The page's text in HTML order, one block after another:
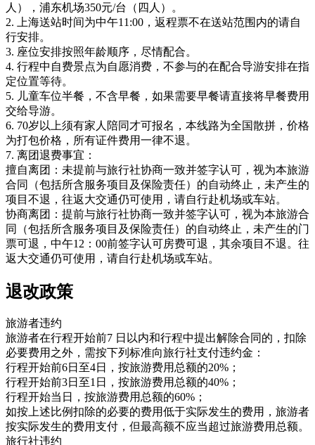
人），浦东机场350元/台（四人）。
2. 上海送站时间为中午11:00，返程票不在送站范围内的请自
行安排。
3. 座位安排按照年龄顺序，尽情配合。
4. 行程中自费景点为自愿消费，不参与的在配合导游安排在指
定位置等待。
5. 儿童车位半餐，不含早餐，如果需要早餐请直接将早餐费用
交给导游。
6. 70岁以上须有家人陪同才可报名，本线路为全国散拼，价格
为打包价格，所有证件费用一律不退。
7. 离团退费事宜：
擅自离团：未提前与旅行社协商一致并签字认可，视为本旅游
合同（包括所含服务项目及保险责任）的自动终止，未产生的
项目不退，往返大交通仍可使用，请自行赴机场或车站。
协商离团：提前与旅行社协商一致并签字认可，视为本旅游合
同（包括所含服务项目及保险责任）的自动终止，未产生的门
票可退，中午12：00前签字认可房费可退，其余项目不退。往
返大交通仍可使用，请自行赴机场或车站。
退改政策
旅游者违约
旅游者在行程开始前7 日以内和行程中提出解除合同的，扣除
必要费用之外，需按下列标准向旅行社支付违约金：
行程开始前6日至4日，按旅游费用总额的20%；
行程开始前3日至1日，按旅游费用总额的40%；
行程开始当日，按旅游费用总额的60%；
如按上述比例扣除的必要的费用低于实际发生的费用，旅游者
按实际发生的费用支付，但最高额不应当超过旅游费用总额。
旅行社违约